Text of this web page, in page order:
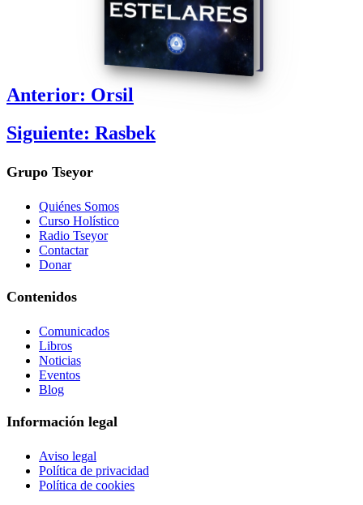
Anterior: Orsil
Siguiente: Rasbek
Grupo Tseyor
Quiénes Somos
Curso Holístico
Radio Tseyor
Contactar
Donar
Contenidos
Comunicados
Libros
Noticias
Eventos
Blog
Información legal
Aviso legal
Política de privacidad
Política de cookies